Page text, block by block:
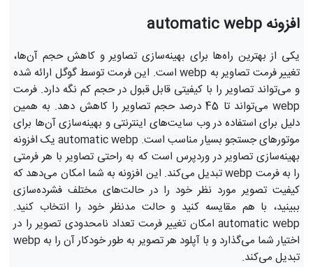
افزونه automatic webp
یکی از بهترین راه‌ها برای بهینه‌سازی تصاویر و کاهش حجم آن‌ها،
تغییر فرمت تصاویر به webp است. این فرمت توسط گوگل ارائه شده
و می‌تواند تصاویر را با کیفیتی قابل قبول در حجم کم نگه دارد. فرمت
webp می‌تواند تا 45 درصد حجم تصاویر را کاهش دهد. به همین
دلیل برای استفاده در وب سایت‌های اینترنتی و بهینه‌سازی آن‌ها برای
موتورهای جستجو بسیار مناسب است. automatic webp یک افزونه
بهینه‌‌سازی تصاویر در وردپرس است که به راحتی تصاویر با هر فرمتی
را به فرمت webp تبدیل می‌کند. این افزونه به شما امکان می‌دهد که
کیفیت تصویر مورد نظر خود را در حالت‌های مختلف فشرده‌سازی
ببینید، با هم مقایسه کنید و حالت مدنظر خود را انتخاب کنید.
automatic webp امکان تغییر فرمت تعداد نامحدودی تصویر را در
اختیار شما می‌گذارد و با آپلود هر تصویر به طور خودکار آن را به webp
تبدیل می‌کند.